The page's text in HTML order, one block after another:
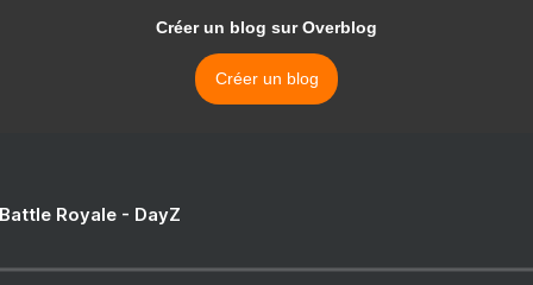
Créer un blog sur Overblog
Créer un blog
Royale - DayZ